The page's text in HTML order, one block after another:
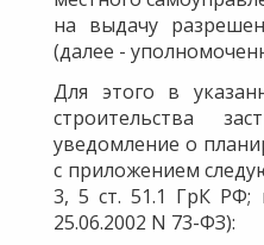
на выдачу
(далее -
Для этого в
строительства
уведомление о
с приложением
3, 5 ст. 51.1 ГрК РФ;
25.06.2002 N 73-ФЗ):